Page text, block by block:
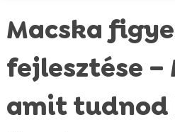
Macska
fejlesztése –
amit tudnod